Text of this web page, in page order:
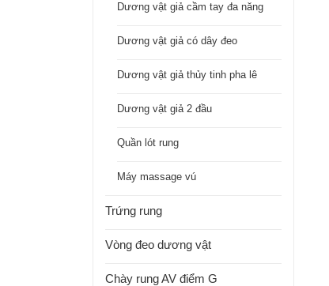
Dương vật giả cầm tay đa năng
Dương vật giả có dây đeo
Dương vật giả thủy tinh pha lê
Dương vật giả 2 đầu
Quần lót rung
Máy massage vú
Trứng rung
Vòng đeo dương vật
Chày rung AV điểm G